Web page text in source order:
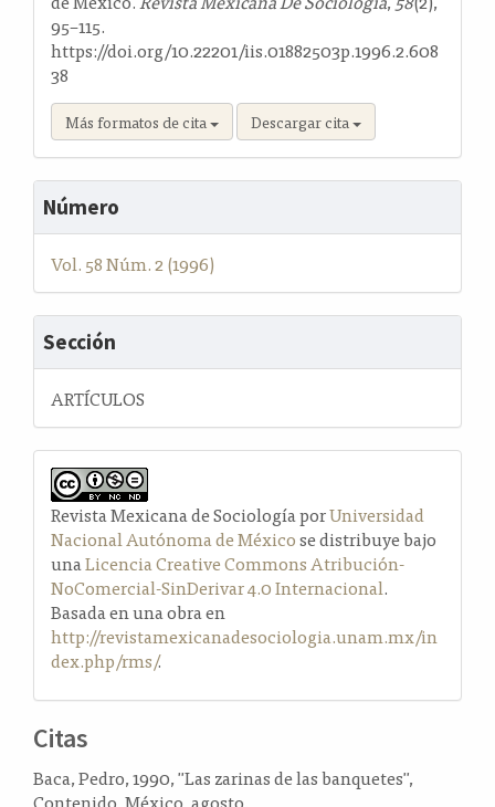
95–115.
https://doi.org/10.22201/iis.01882503p.1996.2.608
38
Más formatos de cita Descargar cita
Número
Vol. 58 Núm. 2 (1996)
Sección
ARTÍCULOS
Revista Mexicana de Sociología porUniversidad
Nacional Autónoma de Méxicose distribuye bajo
unaLicencia Creative Commons Atribución-
NoComercial-SinDerivar 4.0 Internacional.
Basada en una obra en
http://revistamexicanadesociologia.unam.mx/in
dex.php/rms/.
Citas
Baca, Pedro, 1990, "Las zarinas de las banquetes",